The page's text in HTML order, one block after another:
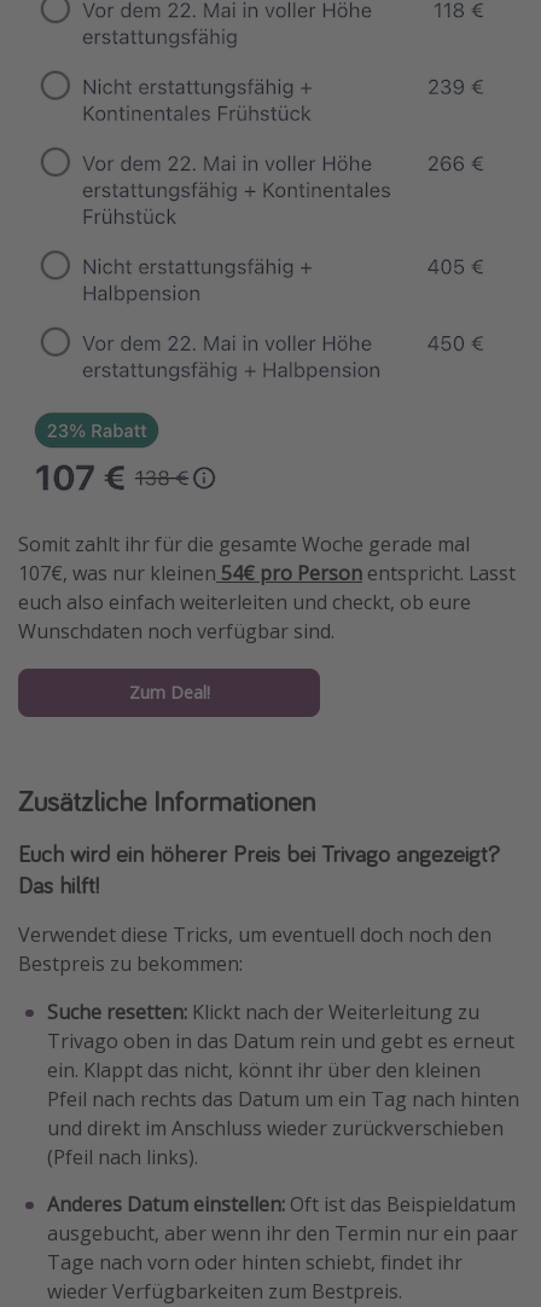
Somit zahlt ihr für die gesamte Woche gerade mal
107€, was nur kleinen 54€ pro Person entspricht. Lasst
euch also einfach weiterleiten und checkt, ob eure
Wunschdaten noch verfügbar sind.
Zum Deal!
Zusätzliche Informationen
Euch wird ein höherer Preis bei Trivago angezeigt?
Das hilft!
Verwendet diese Tricks, um eventuell doch noch den
Bestpreis zu bekommen:
Suche resetten: Klickt nach der Weiterleitung zu
Trivago oben in das Datum rein und gebt es erneut
ein. Klappt das nicht, könnt ihr über den kleinen
Pfeil nach rechts das Datum um ein Tag nach hinten
und direkt im Anschluss wieder zurückverschieben
(Pfeil nach links).
Anderes Datum einstellen: Oft ist das Beispieldatum
ausgebucht, aber wenn ihr den Termin nur ein paar
Tage nach vorn oder hinten schiebt, findet ihr
wieder Verfügbarkeiten zum Bestpreis.